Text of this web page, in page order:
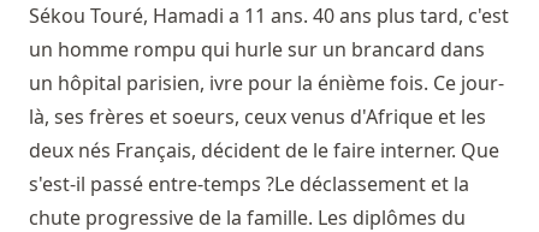
Sékou Touré, Hamadi a 11 ans. 40 ans plus tard, c'est
un homme rompu qui hurle sur un brancard dans
un hôpital parisien, ivre pour la énième fois. Ce jour-
là, ses frères et soeurs, ceux venus d'Afrique et les
deux nés Français, décident de le faire interner. Que
s'est-il passé entre-temps ?Le déclassement et la
chute progressive de la famille. Les diplômes du